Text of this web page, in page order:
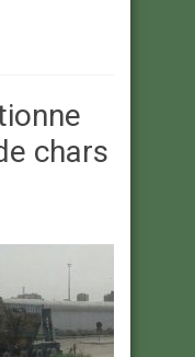
chars